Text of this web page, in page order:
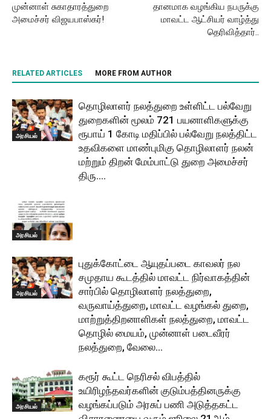
முன்னாள் சுகாதாரத்துறை
அமைச்சர் விஜயபாஸ்கர்!
தானமாக வழங்கிய நபருக்கு
மாவட்ட ஆட்சியர் வாழ்த்து
தெரிவித்தார்..
RELATED ARTICLES MORE FROM AUTHOR
அரசியல்
தொழிலாளர் நலத்துறை உள்ளிட்ட பல்வேறு
துறைகளின் மூலம் 721 பயனாளிகளுக்கு
ரூபாய் 1 கோடி மதிப்பில் பல்வேறு நலத்திட்ட
உதவிகளை மாண்புமிகு தொழிலாளர் நலன்
மற்றும் திறன் மேம்பாட்டு துறை அமைச்சர்
திரு....
அரசியல்
அரசியல்
புதுக்கோட்டை ஆயுதப்படை காவலர் நல
சமுதாய கூடத்தில் மாவட்ட நிர்வாகத்தின்
சார்பில் தொழிலாளர் நலத்துறை,
வருவாய்த்துறை, மாவட்ட வழங்கல் துறை,
மாற்றுத்திறனாளிகள் நலத்துறை, மாவட்ட
தொழில் மையம், முன்னாள் படைவீரர்
நலத்துறை, வேலை...
அரசியல்
கரூர் கூட்ட நெரிசல் விபத்தில்
உயிரிழந்தவர்களின் குடும்பத்தினருக்கு
வழங்கப்படும் அரசுப் பணி அடுத்தகட்ட